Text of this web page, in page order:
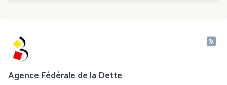
Agence Fédérale de la Dette